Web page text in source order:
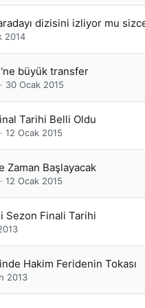
dizisini izliyor mu
2014
büyük transfer
30 Ocak 2015
Tarihi Belli Oldu
12 Ocak 2015
Zaman Başlayacak
12 Ocak 2015
Sezon Finali Tarihi
Hakim Feridenin Tokası
2013